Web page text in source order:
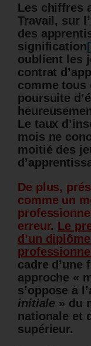
Les chiffres
Travail, sur
des
signification
oublient les
contrat
comme tous
poursuite
Le taux
mois ne
moitié des
De plus,
comme un
erreur. Le
d’un
cadre d’une
approche «
s’oppose à
initiale » du
nationale et
supérieur.